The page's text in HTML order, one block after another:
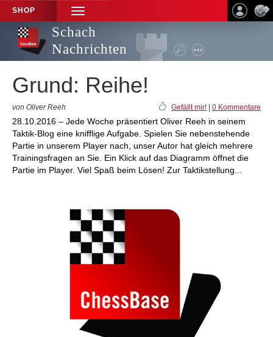
SHOP
TOGGLE
NAVIGATION
Schach
Nachrichten
Grund: Reihe!
von Oliver Reeh Gefällt mir! 0 Kommentare
28.10.2016 – Jede Woche präsentiert Oliver Reeh in seinem
Taktik-Blog eine knifflige Aufgabe. Spielen Sie nebenstehende
Partie in unserem Player nach, unser Autor hat gleich mehrere
Trainingsfragen an Sie. Ein Klick auf das Diagramm öffnet die
Partie im Player. Viel Spaß beim Lösen! Zur Taktikstellung...